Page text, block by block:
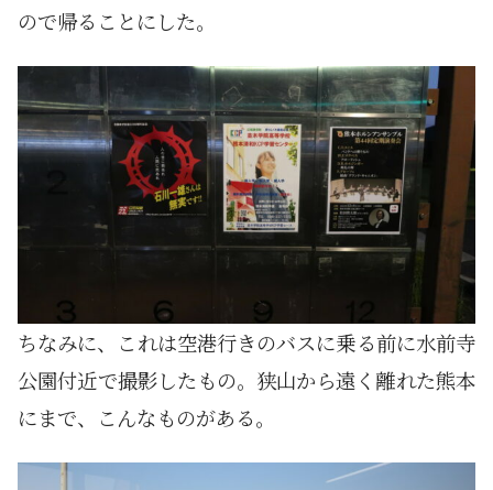
ので帰ることにした。
ちなみに、これは空港行きのバスに乗る前に水前寺
公園付近で撮影したもの。狭山から遠く離れた熊本
にまで、こんなものがある。